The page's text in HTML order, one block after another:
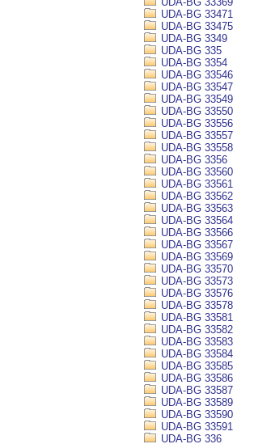
UDA-BG 33471
UDA-BG 33475
UDA-BG 3349
UDA-BG 335
UDA-BG 3354
UDA-BG 33546
UDA-BG 33547
UDA-BG 33549
UDA-BG 33550
UDA-BG 33556
UDA-BG 33557
UDA-BG 33558
UDA-BG 3356
UDA-BG 33560
UDA-BG 33561
UDA-BG 33562
UDA-BG 33563
UDA-BG 33564
UDA-BG 33566
UDA-BG 33567
UDA-BG 33569
UDA-BG 33570
UDA-BG 33573
UDA-BG 33576
UDA-BG 33578
UDA-BG 33581
UDA-BG 33582
UDA-BG 33583
UDA-BG 33584
UDA-BG 33585
UDA-BG 33586
UDA-BG 33587
UDA-BG 33589
UDA-BG 33590
UDA-BG 33591
UDA-BG 336